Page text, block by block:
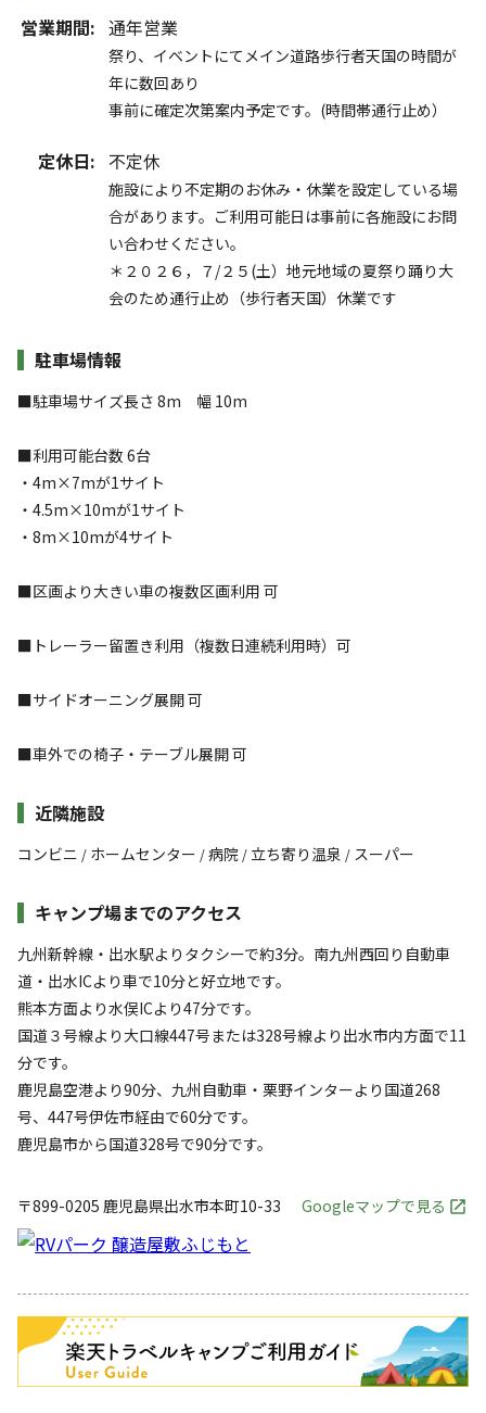
営業期間: 通年営業
祭り、イベントにてメイン道路歩行者天国の時間が
年に数回あり
事前に確定次第案内予定です。(時間帯通行止め）
定休日: 不定休
施設により不定期のお休み・休業を設定している場
合があります。ご利用可能日は事前に各施設にお問
い合わせください。
＊２０２６，７/２５(土）地元地域の夏祭り踊り大
会のため通行止め（歩行者天国）休業です
駐車場情報
■駐車場サイズ長さ 8m 幅 10m
■利用可能台数 6台
・4m×7mが1サイト
・4.5m×10mが1サイト
・8m×10mが4サイト
■区画より大きい車の複数区画利用 可
■トレーラー留置き利用（複数日連続利用時）可
■サイドオーニング展開 可
■車外での椅子・テーブル展開 可
近隣施設
コンビニ / ホームセンター /病院 / 立ち寄り温泉 / スーパー
キャンプ場までのアクセス
九州新幹線・出水駅よりタクシーで約3分。南九州西回り自動車
道・出水ICより車で10分と好立地です。
熊本方面より水俣ICより47分です。
国道３号線より大口線447号または328号線より出水市内方面で11
分です。
鹿児島空港より90分、九州自動車・栗野インターより国道268
号、447号伊佐市経由で60分です。
鹿児島市から国道328号で90分です。
〒899-0205 鹿児島県出水市本町10-33 Googleマップで見る
キャンペーン